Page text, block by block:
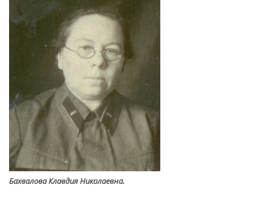
Бахвалова Клавдия Николаевна.